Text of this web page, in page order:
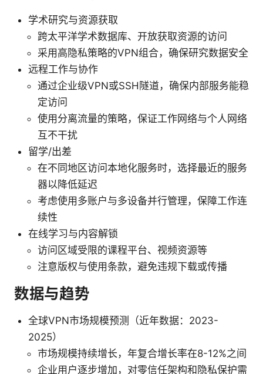
学术研究与资源获取
跨太平洋学术数据库、开放获取资源的访问
采用高隐私策略的VPN组合，确保研究数据安全
远程工作与协作
通过企业级VPN或SSH隧道，确保内部服务能稳
定访问
使用分离流量的策略，保证工作网络与个人网络
互不干扰
留学/出差
在不同地区访问本地化服务时，选择最近的服务
器以降低延迟
考虑使用多账户与多设备并行管理，保障工作连
续性
在线学习与内容解锁
访问区域受限的课程平台、视频资源等
注意版权与使用条款，避免违规下载或传播
数据与趋势
全球VPN市场规模预测（近年数据：2023-
2025）
市场规模持续增长，年复合增长率在8-12%之间
企业用户逐步增加，对零信任架构和隐私保护需